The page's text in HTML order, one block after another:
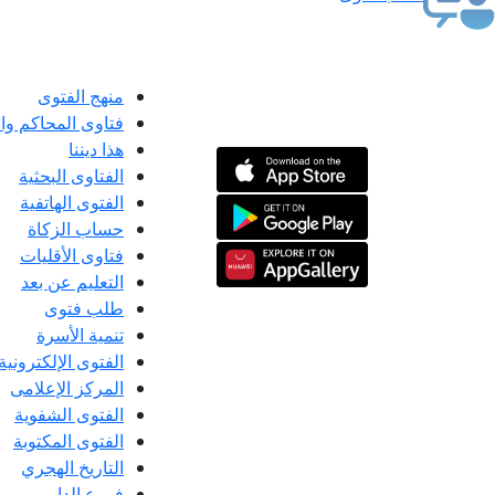
منهج الفتوى
فتاوى المحاكم
هذا ديننا
الفتاوى البحثية
الفتوى الهاتفية
حساب الزكاة
فتاوى الأقليات
التعليم عن بعد
طلب فتوى
تنمية الأسرة
الفتوى الإلكترونية
المركز الإعلامى
الفتوى الشفوية
الفتوى المكتوبة
التاريخ الهجري